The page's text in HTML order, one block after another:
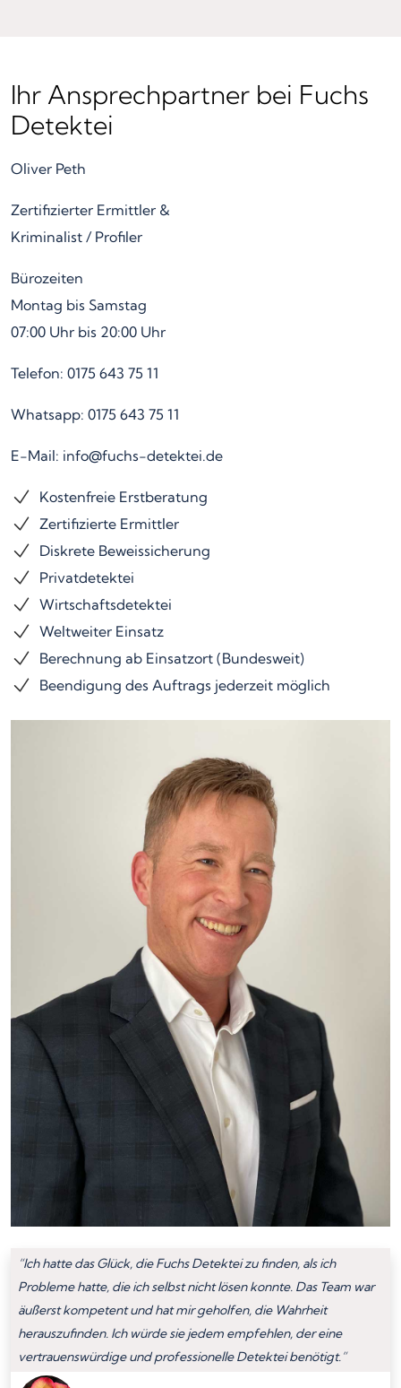
Ihr Ansprechpartner bei Fuchs
Detektei
Oliver Peth
Zertifizierter Ermittler &
Kriminalist / Profiler
Bürozeiten
Montag bis Samstag
07:00 Uhr bis 20:00 Uhr
Telefon: 0175 643 75 11
Whatsapp: 0175 643 75 11
E-Mail: info@fuchs-detektei.de
Kostenfreie Erstberatung
Zertifizierte Ermittler
Diskrete Beweissicherung
Privatdetektei
Wirtschaftsdetektei
Weltweiter Einsatz
Berechnung ab Einsatzort (Bundesweit)
Beendigung des Auftrags jederzeit möglich
“Ich hatte das Glück, die Fuchs Detektei zu finden, als ich
Probleme hatte, die ich selbst nicht lösen konnte. Das Team war
äußerst kompetent und hat mir geholfen, die Wahrheit
herauszufinden. Ich würde sie jedem empfehlen, der eine
vertrauenswürdige und professionelle Detektei benötigt.”